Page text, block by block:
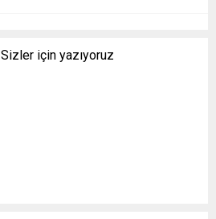
Sizler için yazıyoruz